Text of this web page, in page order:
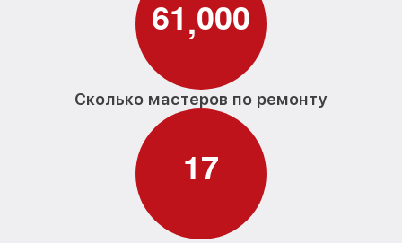
61,000
Сколько мастеров по ремонту
17